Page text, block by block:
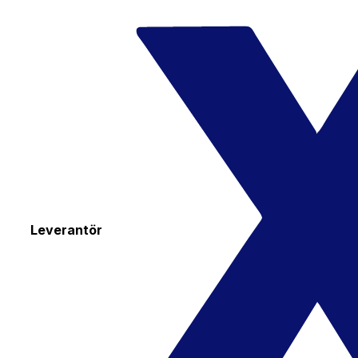
Leverantör